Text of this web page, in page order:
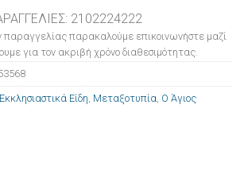
2102224222
παραγγελίας παρακαλούμε επικοινωνήστε μαζί
για τον ακριβή χρόνο διαθεσιμότητας.
Εκκλησιαστικά Είδη Μεταξοτυπία Ο Άγιος